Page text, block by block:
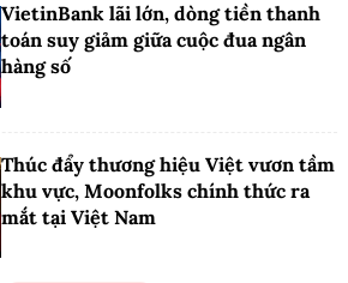
VietinBank lãi lớn, dòng tiền thanh
toán suy giảm giữa cuộc đua ngân
hàng số
Thúc đẩy thương hiệu Việt vươn tầm
khu vực, Moonfolks chính thức ra
mắt tại Việt Nam